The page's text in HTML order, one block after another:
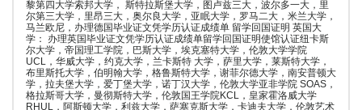
黎第四大学索邦大学， 斯特拉斯堡大学，图卢兹三大，波尔多一大，里
尔第三大学，里昂三大，奥尔良大学，亚眠大学，罗马二大，米兰大学，
马兰欧尼，办理德国毕业证文凭学历认证成绩单 留学回国证明 英国大
学： 办理英国毕业证文凭学历认证成绩单留学回国证明使馆认证纽卡斯
尔大学，帝国理工学院，巴斯大学，埃克塞特大学，伦敦大学学院
UCL，华威大学，约克大学，兰卡斯特 大学，萨里大学，莱斯特大学，
布里斯托大学，伯明翰大学，格鲁斯特大学，谢菲尔德大学，南安普顿大
学，拉夫堡大学，爱丁堡大学，诺丁汉大学，伦敦大学亚非学院 SOAS，
格拉斯哥大学，曼彻斯特大学，伦敦国王学院KCL，皇家霍洛威大学
RHUL，阿斯顿大学，利兹大学，萨塞克斯大学，卡迪夫大学，伦敦艺术